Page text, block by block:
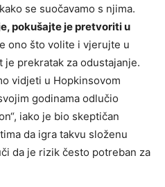
se suočavamo s njima.
pokušajte je pretvoriti u
ono što volite i vjerujte u
prekratak za odustajanje.
vidjeti u Hopkinsovom
godinama odlučio
iako je bio skeptičan
da igra takvu složenu
da je rizik često potreban za